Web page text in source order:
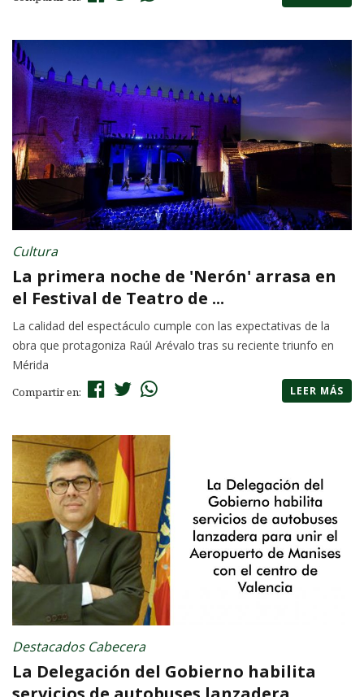
Cultura
La primera noche de 'Nerón' arrasa en
el Festival de Teatro de ...
La calidad del espectáculo cumple con las expectativas de la
obra que protagoniza Raúl Arévalo tras su reciente triunfo en
Mérida
Compartir en: LEER MÁS
Destacados Cabecera
La Delegación del Gobierno habilita